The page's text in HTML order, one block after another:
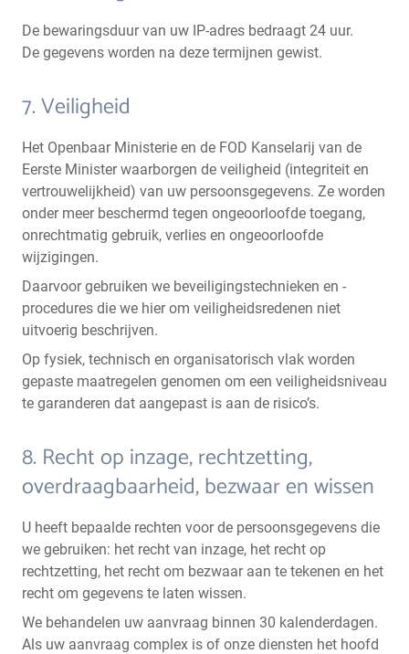
De bewaringsduur van uw IP-adres bedraagt 24 uur.
De gegevens worden na deze termijnen gewist.
7. Veiligheid
Het Openbaar Ministerie en de FOD Kanselarij van de
Eerste Minister waarborgen de veiligheid (integriteit en
vertrouwelijkheid) van uw persoonsgegevens. Ze worden
onder meer beschermd tegen ongeoorloofde toegang,
onrechtmatig gebruik, verlies en ongeoorloofde
wijzigingen.
Daarvoor gebruiken we beveiligingstechnieken en -
procedures die we hier om veiligheidsredenen niet
uitvoerig beschrijven.
Op fysiek, technisch en organisatorisch vlak worden
gepaste maatregelen genomen om een veiligheidsniveau
te garanderen dat aangepast is aan de risico’s.
8. Recht op inzage, rechtzetting,
overdraagbaarheid, bezwaar en wissen
U heeft bepaalde rechten voor de persoonsgegevens die
we gebruiken: het recht van inzage, het recht op
rechtzetting, het recht om bezwaar aan te tekenen en het
recht om gegevens te laten wissen.
We behandelen uw aanvraag binnen 30 kalenderdagen.
Als uw aanvraag complex is of onze diensten het hoofd